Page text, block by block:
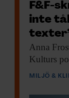
F&F-
inte
Anna
Kulturs
MILJÖ &